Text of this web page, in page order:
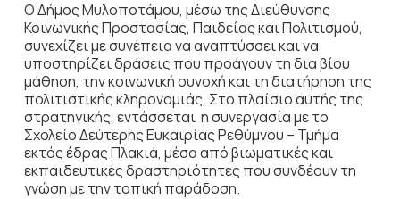
Ο Δήμος Μυλοποτάμου, μέσω της Διεύθυνσης
Κοινωνικής Προστασίας, Παιδείας και Πολιτισμού,
συνεχίζει με συνέπεια να αναπτύσσει και να
υποστηρίζει δράσεις που προάγουν τη δια βίου
μάθηση, την κοινωνική συνοχή και τη διατήρηση της
πολιτιστικής κληρονομιάς. Στο πλαίσιο αυτής της
στρατηγικής, εντάσσεται η συνεργασία με το
Σχολείο Δεύτερης Ευκαιρίας Ρεθύμνου – Τμήμα
εκτός έδρας Πλακιά, μέσα από βιωματικές και
εκπαιδευτικές δραστηριότητες που συνδέουν τη
γνώση με την τοπική παράδοση.